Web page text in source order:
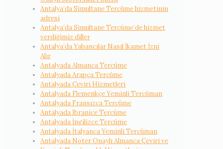
Antalya’da Simultane Tercüme hizmetinin
adresi
Antalya’da Simultane Tercüme’de hizmet
verdiğimiz diller
Antalya’da Yabancılar Nasıl İkamet İzni
Alır
Antalyada Almanca Tercüme
Antalyada Arapça Tercüme
Antalyada Çeviri Hizmetleri
Antalyada Flemenkçe Yeminli Tercüman
Antalyada Fransızca Tercüme
Antalyada İbranice Tercüme
Antalyada İngilizce Tercüme
Antalyada İtalyanca Yeminli Tercüman
Antalyada Noter Onaylı Almanca Çeviri ve